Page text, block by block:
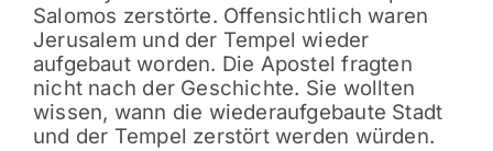
Salomos zerstörte. Offensichtlich waren
Jerusalem und der Tempel wieder
aufgebaut worden. Die Apostel fragten
nicht nach der Geschichte. Sie wollten
wissen, wann die wiederaufgebaute Stadt
und der Tempel zerstört werden würden.